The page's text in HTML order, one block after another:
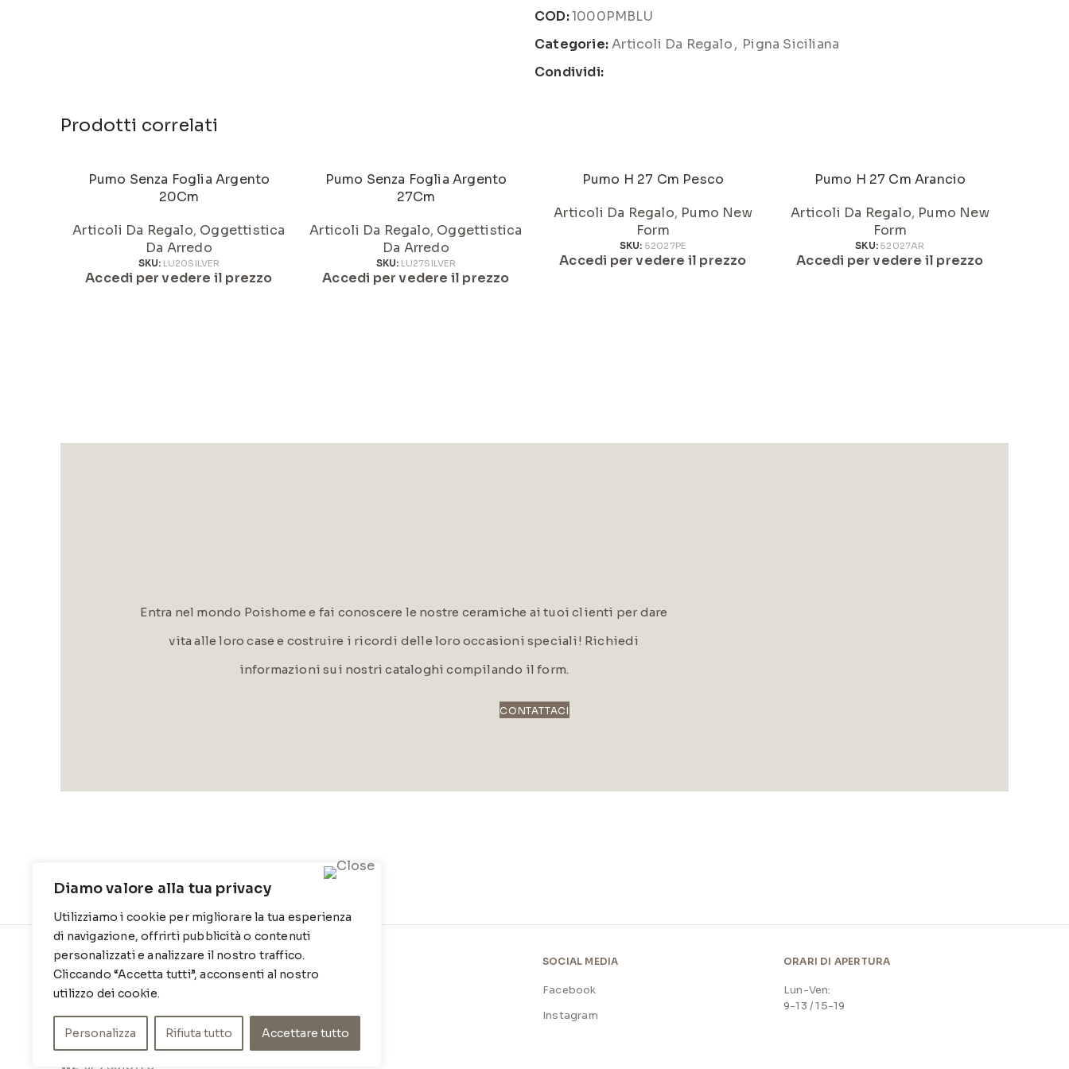
Diamo valore alla tua privacy
Utilizziamo i cookie per migliorare la tua esperienza
di navigazione, offrirti pubblicità o contenuti
personalizzati e analizzare il nostro traffico.
Cliccando “Accetta tutti”, acconsenti al nostro
utilizzo dei cookie.
Personalizza Rifiuta tutto Accettare tutto
COD:1000PMBLU
Categorie: Articoli Da Regalo, Pigna Siciliana
Condividi:
Prodotti correlati
Pumo Senza Foglia Argento
20Cm
Articoli Da Regalo, Oggettistica
Da Arredo
SKU: LU20SILVER
Accedi per vedere il prezzo
Pumo Senza Foglia Argento
27Cm
Articoli Da Regalo, Oggettistica
Da Arredo
SKU: LU27SILVER
Accedi per vedere il prezzo
Pumo H 27 Cm Pesco
Articoli Da Regalo, Pumo New
Form
SKU: 52027PE
Accedi per vedere il prezzo
Pumo H 27 Cm Arancio
Articoli Da Regalo, Pumo New
Form
SKU: 52027AR
Accedi per vedere il prezzo
Entra nel mondo Poishome e fai conoscere le nostre ceramiche ai tuoi clienti per dare
vita alle loro case e costruire i ricordi delle loro occasioni speciali! Richiedi
informazioni sui nostri cataloghi compilando il form.
CONTATTACI
CONTATTI
Contrada Locosantissimo 1316 - 70044
T: 080 917 78 89
WZ : 329 6510725
INFO
Cookie Policy
Privacy Policy
SOCIAL MEDIA
Facebook
Instagram
ORARI DI APERTURA
Lun-Ven:
9-13 / 15-19